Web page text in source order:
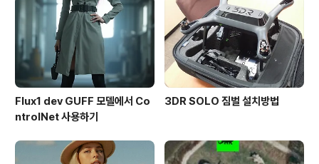
Flux1 dev GUFF 모델에서 Co
ntrolNet 사용하기
3DR SOLO 짐벌 설치방법